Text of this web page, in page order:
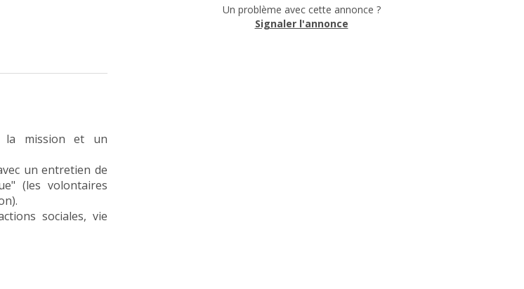
la mission et un
un entretien de
(les volontaires
sociales, vie
Un problème avec cette annonce ?
Signaler l'annonce